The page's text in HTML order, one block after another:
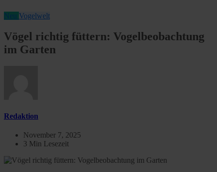
Vogelwelt
Vögel richtig füttern: Vogelbeobachtung
im Garten
Redaktion
November 7, 2025
3 Min Lesezeit